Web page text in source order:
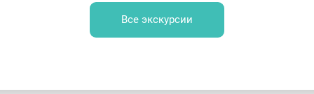
Все экскурсии